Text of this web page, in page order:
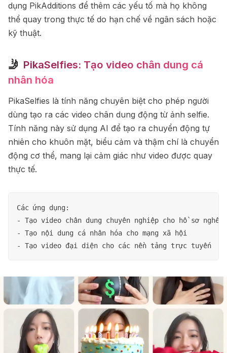
dụng PikAdditions để thêm các yếu tố mà họ không
thể quay trong thực tế do hạn chế về ngân sách hoặc
kỹ thuật.
🤳 PikaSelfies: Tạo video chân dung cá
nhân hóa
PikaSelfies là tính năng chuyên biệt cho phép người
dùng tạo ra các video chân dung động từ ảnh selfie.
Tính năng này sử dụng AI để tạo ra chuyển động tự
nhiên cho khuôn mặt, biểu cảm và thậm chí là chuyển
động cơ thể, mang lại cảm giác như video được quay
thực tế.
Các ứng dụng:
- Tạo video chân dung chuyên nghiệp cho hồ sơ nghề
- Tạo nội dung cá nhân hóa cho mạng xã hội